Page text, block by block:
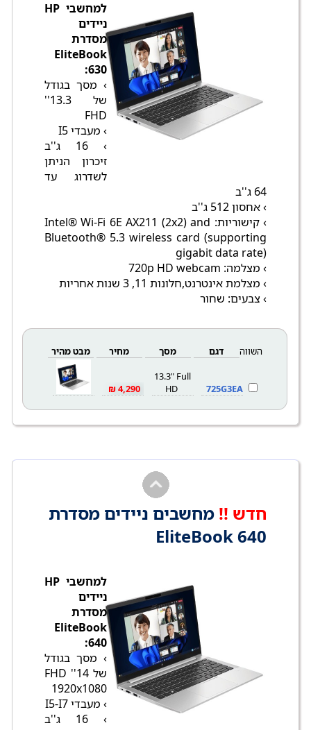
למחשבי HP
ניידים
מסדרת
EliteBook
630:
› מסך בגודל
של 13.3''
FHD
› מעבדי I5
› 16 ג''ב
זיכרון הניתן
לשדרוג עד
64 ג''ב
› אחסון 512 ג''ב
› קישוריות: Intel® Wi-Fi 6E AX211 (2x2) and
Bluetooth® 5.3 wireless card (supporting
gigabit data rate)
› מצלמה: 720p HD webcam
› מצלמת אינטרנט,חלונות 11, 3 שנות אחריות
› צבעים: שחור
השווה דגם מסך מחיר מבט מהיר
725G3EA
13.3" Full
HD
4,290 ₪
חדש !! מחשבים ניידים מסדרת
EliteBook 640
למחשבי HP
ניידים
מסדרת
EliteBook
640:
› מסך בגודל
של 14'' FHD
1920x1080
› מעבדי I5-I7
› 16 ג''ב